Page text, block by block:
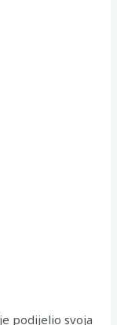
podijelio svoja